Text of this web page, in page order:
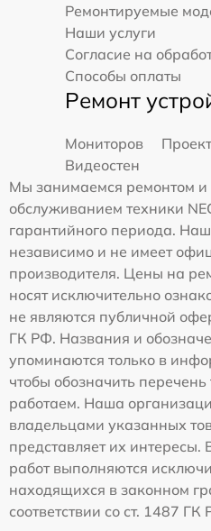
Ремонтируемые
Наши услуги
Согласие на
Способы оплаты
Ремонт
Мониторов
Видеостен
Мы занимаемся ремонтом и
обслуживанием техники
гарантийного периода.
независимо и не имеет
производителя. Цены на
носят исключительно
не являются публичной
ГК РФ. Названия и
упоминаются только в
чтобы обозначить
работаем. Наша
владельцами указанных
представляет их
работ выполняются
находящихся в законном
соответствии со ст. 1487 ГК